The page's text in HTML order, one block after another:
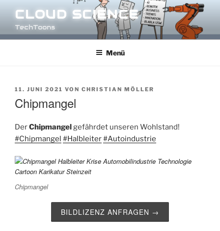
Inhalt
springen
CLOUD SCIENCE
TechToons
Menü
VERÖFFENTLICHT
11. JUNI 2021 VON CHRISTIAN MÖLLER
Chipmangel
DerChipmangelgefährdet unseren Wohlstand!
#Chipmangel #Halbleiter#Autoindustrie
Chipmangel
BILDLIZENZ ANFRAGEN →